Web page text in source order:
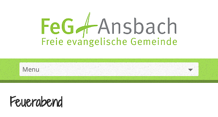
Feuerabend